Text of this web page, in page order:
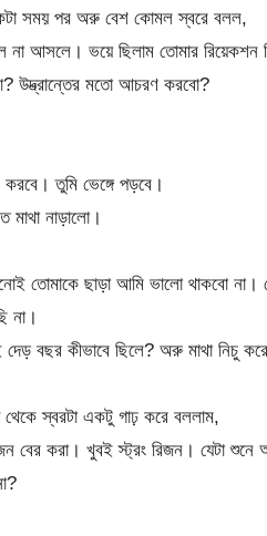
সময় পর অরু বেশ কোমল স্বরে বলল,
আসলে। ভয়ে ছিলাম তোমার রিয়েকশন
উদ্ভ্রান্তের মতো আচরণ করবো?
তুমি ভেঙ্গে পড়বে।
নাড়ালো।
তোমাকে ছাড়া আমি ভালো থাকবো না।
না।
বছর কীভাবে ছিলে? অরু মাথা নিচু
স্বরটা একটু গাঢ় করে বললাম,
বের করা। খুবই স্ট্রং রিজন। যেটা শুনে